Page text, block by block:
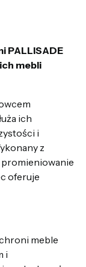
PALLISADE
mebli
ich
i
z
oferuje
meble
i